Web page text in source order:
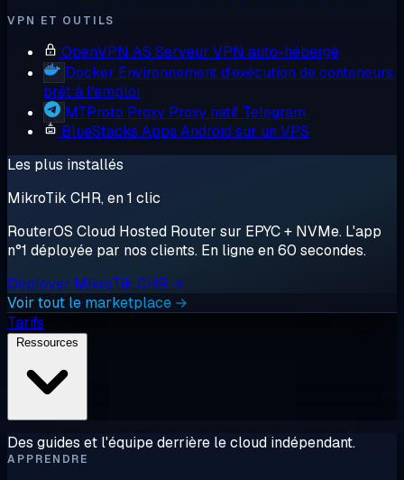
VPN ET OUTILS
OpenVPN AS Serveur VPN auto-hébergé
Docker Environnement d'exécution de conteneurs,
prêt à l'emploi
MTProto Proxy Proxy natif Telegram
BlueStacks Apps Android sur un VPS
Les plus installés
MikroTik CHR, en 1 clic
RouterOS Cloud Hosted Router sur EPYC + NVMe. L'app
n°1 déployée par nos clients. En ligne en 60 secondes.
Déployer MikroTik CHR →
Voir tout le marketplace →
Tarifs
Des guides et l'équipe derrière le cloud indépendant.
APPRENDRE